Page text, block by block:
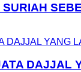
DAJJAL